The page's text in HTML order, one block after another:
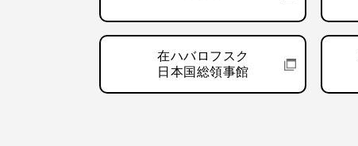
在ハバロフスク
日本国総領事館